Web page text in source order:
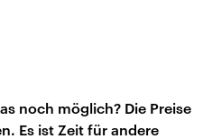
noch möglich? Die Preise
Es ist Zeit für andere